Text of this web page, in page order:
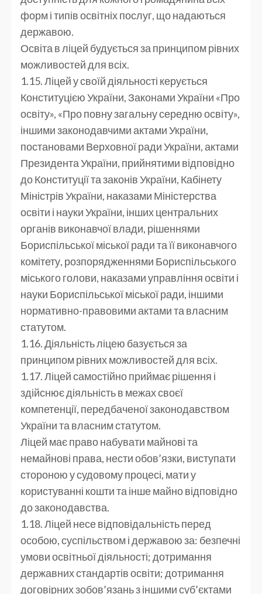
форм і типів освітніх послуг, що надаються
державою.
Освіта в ліцей будується за принципом рівних
можливостей для всіх.
1.15. Ліцей у своїй діяльності керується
Конституцією України, Законами України «Про
освіту», «Про повну загальну середню освіту»,
іншими законодавчими актами України,
постановами Верховної ради України, актами
Президента України, прийнятими відповідно
до Конституції та законів України, Кабінету
Міністрів України, наказами Міністерства
освіти і науки України, інших центральних
органів виконавчої влади, рішеннями
Бориспільської міської ради та її виконавчого
комітету, розпорядженнями Бориспільського
міського голови, наказами управління освіти і
науки Бориспільської міської ради, іншими
нормативно-правовими актами та власним
статутом.
1.16. Діяльність ліцею базується за
принципом рівних можливостей для всіх.
1.17. Ліцей самостійно приймає рішення і
здійснює діяльність в межах своєї
компетенції, передбаченої законодавством
України та власним статутом.
Ліцей має право набувати майнові та
немайнові права, нести обов’язки, виступати
стороною у судовому процесі, мати у
користуванні кошти та інше майно відповідно
до законодавства.
1.18. Ліцей несе відповідальність перед
особою, суспільством і державою за: безпечні
умови освітньої діяльності; дотримання
державних стандартів освіти; дотримання
договірних зобов’язань з іншими суб’єктами